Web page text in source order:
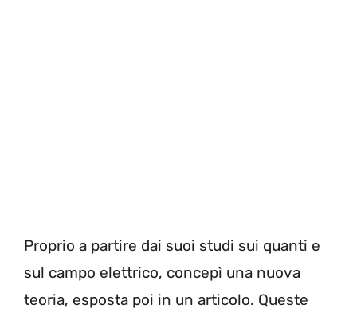
Proprio a partire dai suoi studi sui quanti e
sul campo elettrico, concepì una nuova
teoria, esposta poi in un articolo. Queste